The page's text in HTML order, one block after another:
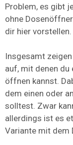
Problem, es gibt
ohne
dir hier vorstellen.
Insgesamt
auf, mit denen du
öffnen kannst.
dem einen oder
solltest. Zwar
allerdings ist es
Variante mit dem